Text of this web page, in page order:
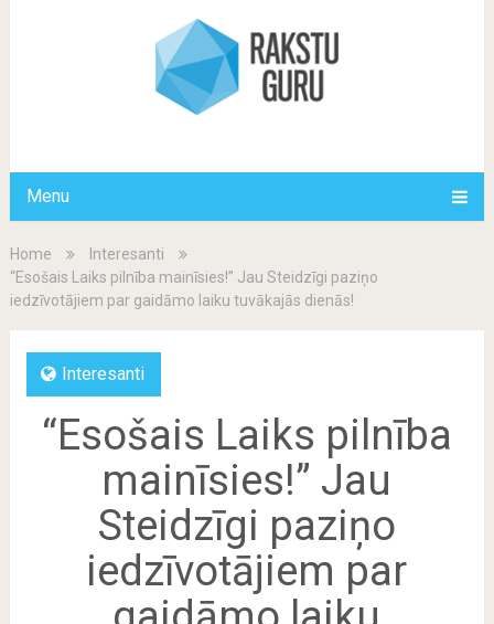
Menu
Home
Interesanti
“Esošais Laiks pilnība mainīsies!” Jau Steidzīgi paziņo
iedzīvotājiem par gaidāmo laiku tuvākajās dienās!
Interesanti
“Esošais Laiks pilnība
mainīsies!” Jau
Steidzīgi paziņo
iedzīvotājiem par